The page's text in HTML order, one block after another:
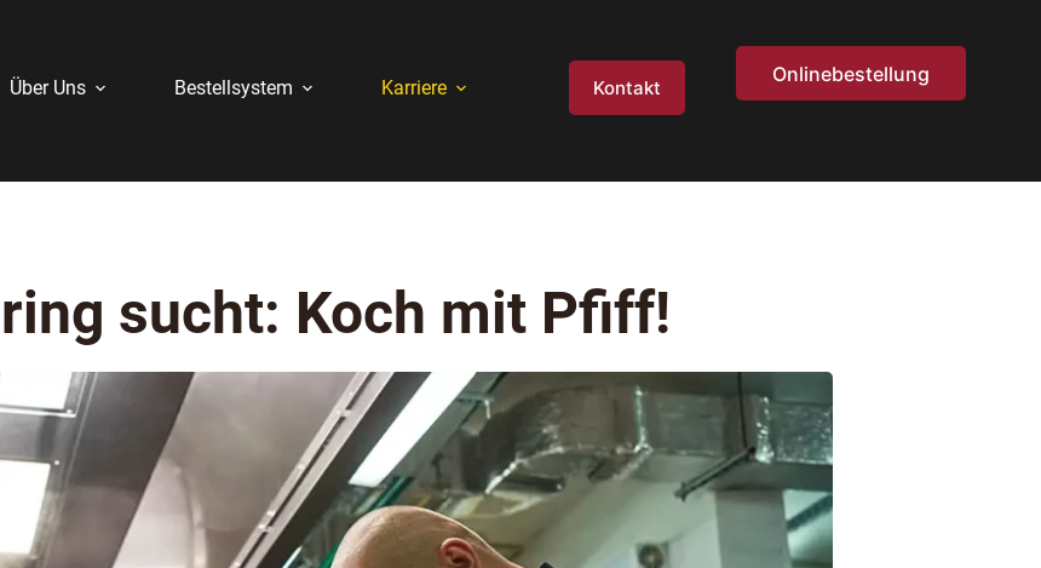
Über Uns Bestellsystem Karriere Kontakt
Onlinebestellung
sucht: Koch mit Pfiff!